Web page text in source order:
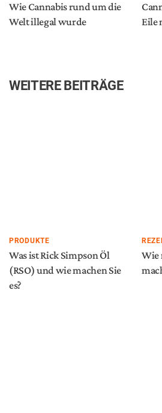
Wie Cannabis rund um die
Welt illegal wurde
Eile
WEITERE BEITRÄGE
PRODUKTE
Was ist Rick Simpson Öl
(RSO) und wie machen Sie
es?
Wie